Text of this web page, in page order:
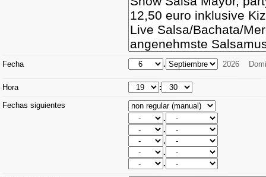
Fecha . 2026
Hora
:
Fechas siguientes
.
.
.
.
.